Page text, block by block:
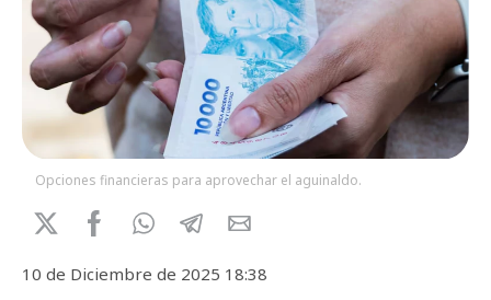
Opciones financieras para aprovechar el aguinaldo.
10 de Diciembre de 2025 18:38